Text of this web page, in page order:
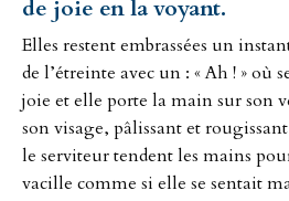
de joie enlavoyant.
Elles restent embrassées un
de l’étreinte avec un : « Ah ! » où
joie et elle porte la main sur son
son visage, pâlissant et
le serviteur tendent les mains
vacille comme si elle se sentait